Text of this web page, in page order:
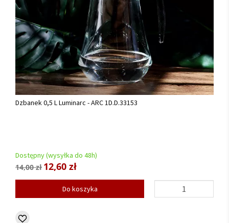
Dzbanek 0,5 L Luminarc - ARC 1D.D.33153
Dostępny (wysyłka do 48h)
14,00 zł 12,60 zł
Do koszyka